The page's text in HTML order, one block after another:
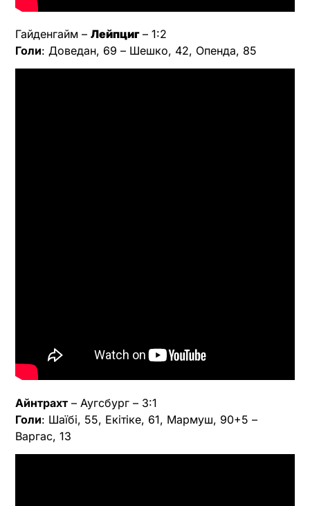
Гайденгайм – Лейпциг– 1:2
Голи: Доведан, 69 – Шешко, 42, Опенда, 85
Айнтрахт – Аугсбург – 3:1
Голи: Шаїбі, 55, Екітіке, 61, Мармуш, 90+5 –
Варгас, 13